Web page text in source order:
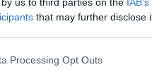
that may further disclose
website/app uses one or more
Processing Opt Outs
tra Intel, AMD e
vicenda?